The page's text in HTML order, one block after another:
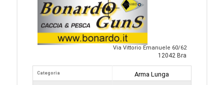
Via Vittorio Emanuele 60/62
12042 Bra
Categoria
Arma Lunga